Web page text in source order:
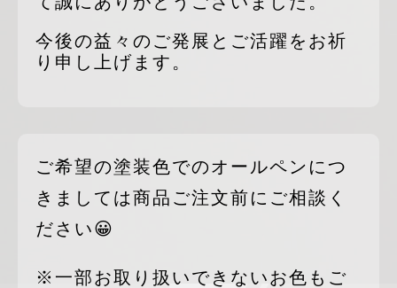
今後の益々のご発展とご活躍をお祈
り申し上げます。
ご希望の塗装色でのオールペンにつ
きましては商品ご注文前にご相談く
ださい😀
※一部お取り扱いできないお色もご